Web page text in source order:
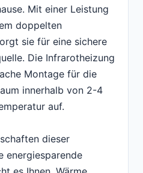
Mit einer Leistung
doppelten
sie für eine sichere
Die Infrarotheizung
Montage für die
innerhalb von 2-4
auf.
dieser
energiesparende